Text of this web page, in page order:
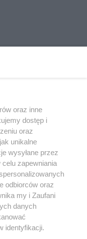
być powielany i
w jakikolwiek sposób (w
jakimkolwiek polu
umieszczaniem w
Jakiekolwiek użycie lub
z naruszeniem prawa,
groźbą kary i może być
oraz inne
dostęp i
oraz
unikalne
wysyłane przez
zapewniania
odbiorców oraz
my i Zaufani
danych
identyfikacji.